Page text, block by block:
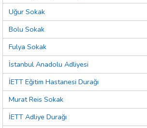
Uğur Sokak
Bolu Sokak
Fulya Sokak
İstanbul Anadolu Adliyesi
İETT Eğitim Hastanesi Durağı
Murat Reis Sokak
İETT Adliye Durağı